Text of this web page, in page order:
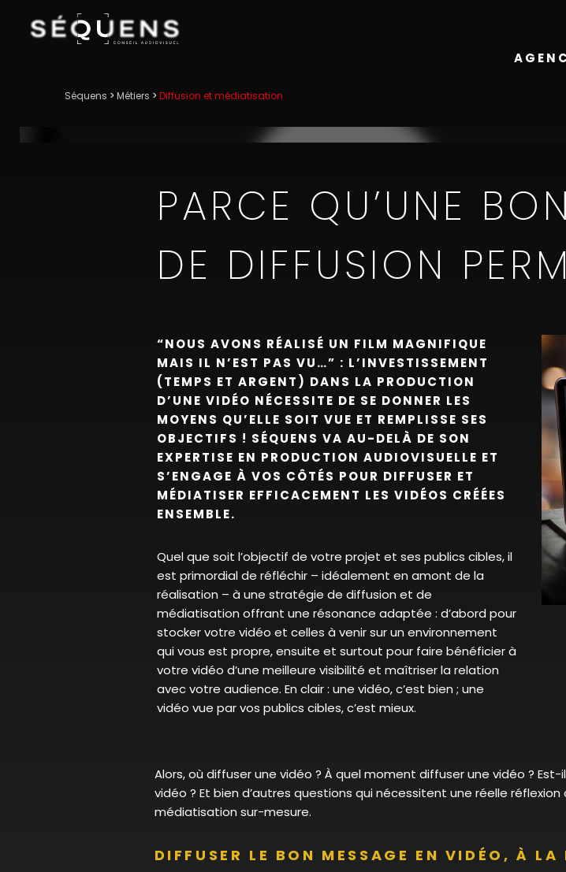
Séquens >Métiers >Diffusion et médiatisation
PARCE QU’UNE
DE DIFFUSION
“NOUS AVONS RÉALISÉ UN FILM MAGNIFIQUE
MAIS IL N’EST PAS VU…” : L’INVESTISSEMENT
(TEMPS ET ARGENT) DANS LA PRODUCTION
D’UNE VIDÉO NÉCESSITE DE SE DONNER LES
MOYENS QU’ELLE SOIT VUE ET REMPLISSE SES
OBJECTIFS ! SÉQUENS VA AU-DELÀ DE SON
EXPERTISE EN PRODUCTION AUDIOVISUELLE ET
S’ENGAGE À VOS CÔTÉS POUR DIFFUSER ET
MÉDIATISER EFFICACEMENT LES VIDÉOS CRÉÉES
ENSEMBLE.
Quel que soit l’objectif de votre projet et ses publics cibles, il
est primordial de réfléchir – idéalement en amont de la
réalisation – à une stratégie de diffusion et de
médiatisation offrant une résonance adaptée : d’abord pour
stocker votre vidéo et celles à venir sur un environnement
qui vous est propre, ensuite et surtout pour faire bénéficier à
votre vidéo d’une meilleure visibilité et maîtriser la relation
avec votre audience. En clair : une vidéo, c’est bien ; une
vidéo vue par vos publics cibles, c’est mieux.
Alors, où diffuser une vidéo ? À quel moment diffuser une vidéo ?
vidéo ? Et bien d’autres questions qui nécessitent une réelle
médiatisation sur-mesure.
DIFFUSER LE BON MESSAGE EN VIDÉO, À